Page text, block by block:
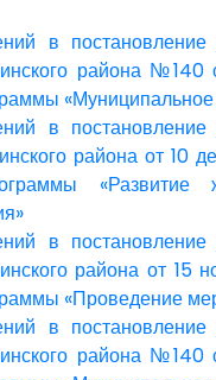
в постановление
района
в постановление
района от 10
«Развитие
в постановление
района от
«Проведение
в постановление
района